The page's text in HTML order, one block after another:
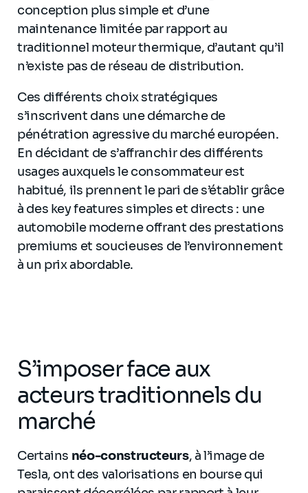
conception plus simple et d’une
maintenance limitée par rapport au
traditionnel moteur thermique, d’autant qu’il
n’existe pas de réseau de distribution.
Ces différents choix stratégiques
s’inscrivent dans une démarche de
pénétration agressive du marché européen.
En décidant de s’affranchir des différents
usages auxquels le consommateur est
habitué, ils prennent le pari de s’établir grâce
à des key features simples et directs : une
automobile moderne offrant des prestations
premiums et soucieuses de l’environnement
à un prix abordable.
S’imposer face aux
acteurs traditionnels du
marché
Certains néo-constructeurs, à l’image de
Tesla, ont des valorisations en bourse qui